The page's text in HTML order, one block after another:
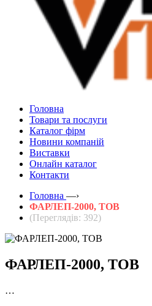
Головна
Товари та послуги
Каталог фірм
Новини компаній
Виставки
Онлайн каталог
Контакти
Головна —›
ФАРЛЕП-2000, ТОВ
(Переглядів: 392)
ФАРЛЕП-2000, ТОВ
…